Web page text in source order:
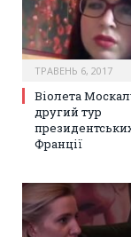
ТРАВЕНЬ 6, 2017
Віолета
другий тур
Франції